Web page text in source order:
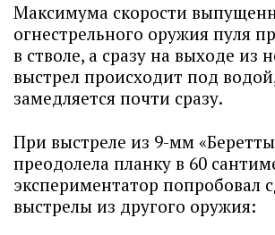
Максимума скорости
огнестрельного оружия пуля
в стволе, а сразу на выходе из
выстрел происходит под
замедляется почти сразу.
При выстреле из 9-мм
преодолела планку в 60
экспериментатор попробовал
выстрелы из другого оружия: